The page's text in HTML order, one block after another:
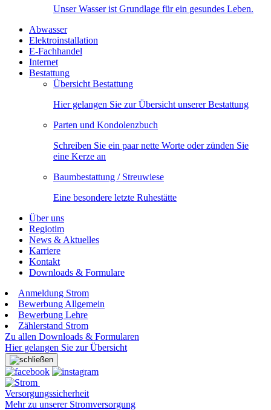
Unser Wasser ist Grundlage für ein gesundes Leben.
Abwasser
Elektroinstallation
E-Fachhandel
Internet
Bestattung
Übersicht Bestattung
Hier gelangen Sie zur Übersicht unserer Bestattung
Parten und Kondolenzbuch
Schreiben Sie ein paar nette Worte oder zünden Sie
eine Kerze an
Baumbestattung / Streuwiese
Eine besondere letzte Ruhestätte
Über uns
Regiotim
News & Aktuelles
Karriere
Kontakt
Downloads & Formulare
Anmeldung Strom
Bewerbung Allgemein
Bewerbung Lehre
Zählerstand Strom
Zu allen Downloads & Formularen
Hier gelangen Sie zur Übersicht
Versorgungssicherheit
Mehr zu unserer Stromversorgung